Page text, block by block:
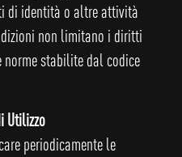
di identità o altre attività
non limitano i diritti
stabilite dal codice
Utilizzo
periodicamente le